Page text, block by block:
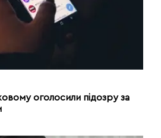
оголосили підозру за